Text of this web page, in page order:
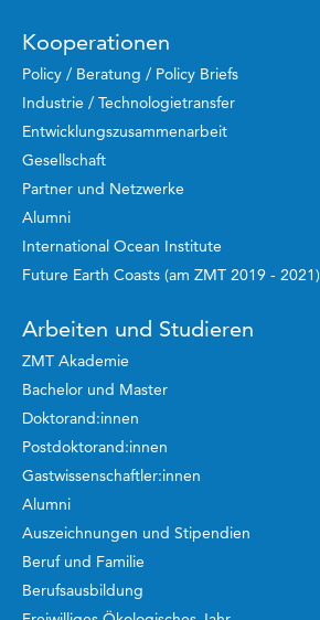
Kooperationen
Policy / Beratung / Policy Briefs
Industrie / Technologietransfer
Entwicklungszusammenarbeit
Gesellschaft
Partner und Netzwerke
Alumni
International Ocean Institute
Future Earth Coasts (am ZMT 2019 - 2021)
Arbeiten und Studieren
ZMT Akademie
Bachelor und Master
Doktorand:innen
Postdoktorand:innen
Gastwissenschaftler:innen
Alumni
Auszeichnungen und Stipendien
Beruf und Familie
Berufsausbildung